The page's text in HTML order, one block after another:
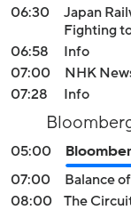
06:30
Japan
Fighting
06:58
Info
07:00
NHK
07:28
Info
05:00
07:00
Balance
08:00
The